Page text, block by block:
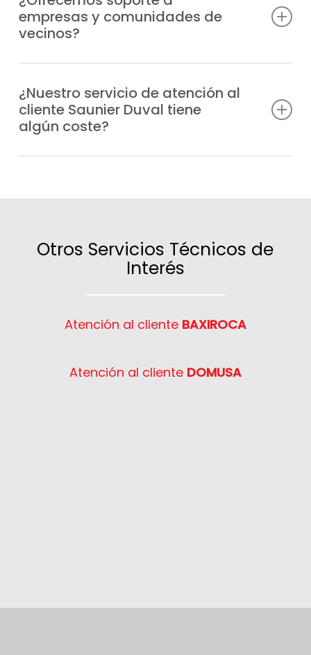
técnico especializado a cualquier punto de
Getafe en el menor tiempo posible.
empresas y comunidades de
vecinos?
comunidades de vecinos y negocios de
Getafe que necesiten información,
asesoramiento o asistencia técnica.
¿Nuestro servicio de atención al
cliente Saunier Duval tiene
algún coste?
Otros Servicios Técnicos de
Interés
Atención al cliente BAXIROCA
Atención al cliente DOMUSA